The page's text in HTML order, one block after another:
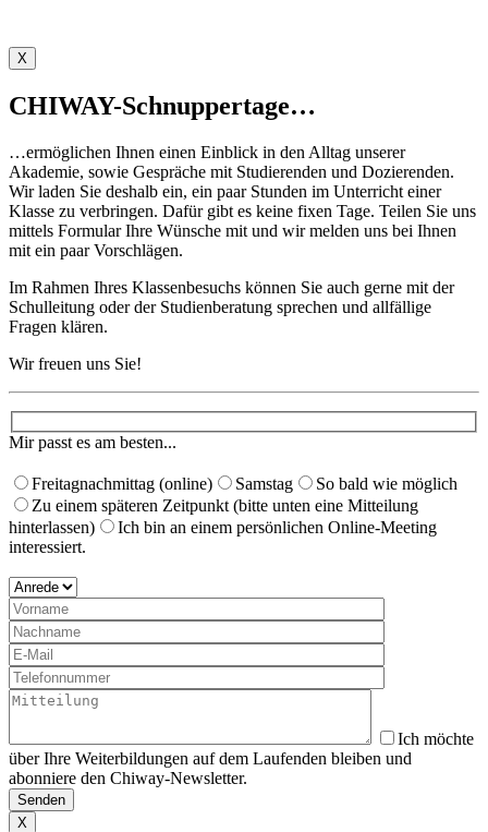
X
CHIWAY-Schnuppertage…
…ermöglichen Ihnen einen Einblick in den Alltag unserer
Akademie, sowie Gespräche mit Studierenden und Dozierenden.
Wir laden Sie deshalb ein, ein paar Stunden im Unterricht einer
Klasse zu verbringen. Dafür gibt es keine fixen Tage. Teilen Sie uns
mittels Formular Ihre Wünsche mit und wir melden uns bei Ihnen
mit ein paar Vorschlägen. ​
Im Rahmen Ihres Klassenbesuchs können Sie auch gerne mit der
Schulleitung oder der Studienberatung sprechen und allfällige
Fragen klären.
Wir freuen uns Sie!
Mir passt es am besten...
Freitagnachmittag (online) Samstag
So bald wie möglich
Zu einem späteren Zeitpunkt (bitte unten eine Mitteilung
hinterlassen)
Ich bin an einem persönlichen Online-Meeting
interessiert.
Ich möchte
über Ihre Weiterbildungen auf dem Laufenden bleiben und
abonniere den Chiway-Newsletter.
X